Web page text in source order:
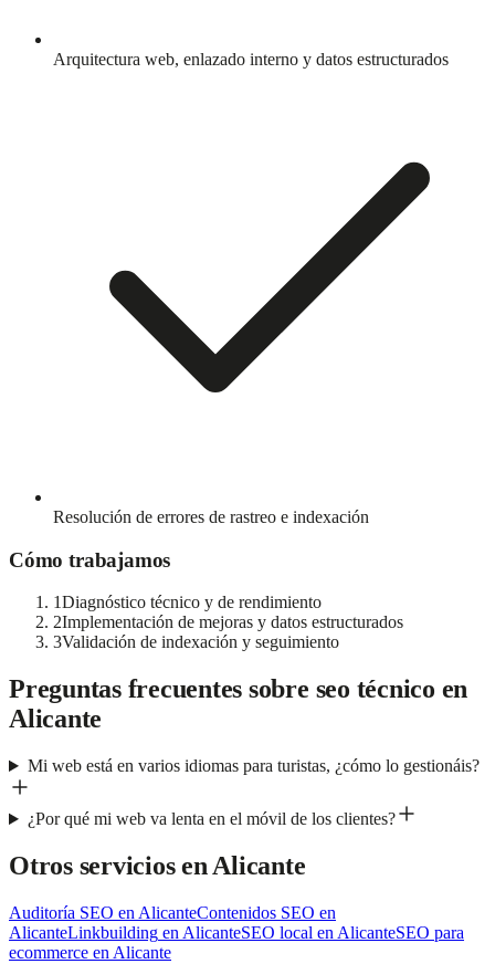
Arquitectura web, enlazado interno y datos estructurados
Resolución de errores de rastreo e indexación
Cómo trabajamos
1Diagnóstico técnico y de rendimiento
2Implementación de mejoras y datos estructurados
3Validación de indexación y seguimiento
Preguntas frecuentes sobre seo técnico en
Alicante
Mi web está en varios idiomas para turistas, ¿cómo lo gestionáis?
¿Por qué mi web va lenta en el móvil de los clientes?
Otros servicios en Alicante
Auditoría SEO en AlicanteContenidos SEO en
AlicanteLinkbuilding en AlicanteSEO local en AlicanteSEO para
ecommerce en Alicante